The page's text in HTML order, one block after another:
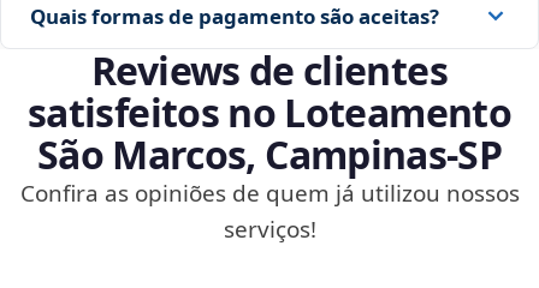
Quais formas de pagamento são aceitas?
Reviews de clientes
satisfeitos no Loteamento
São Marcos, Campinas‑SP
Confira as opiniões de quem já utilizou nossos
serviços!